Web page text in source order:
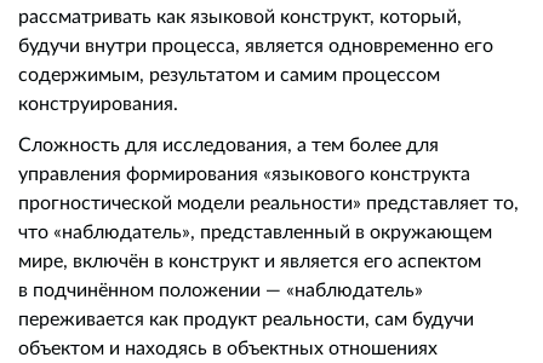
рассматривать как языковой конструкт, который,
будучи внутри процесса, является одновременно его
содержимым, результатом и самим процессом
конструирования.
Сложность для исследования, а тем более для
управления формирования «языкового конструкта
прогностической модели реальности» представляет то,
что «наблюдатель», представленный в окружающем
мире, включён в конструкт и является его аспектом
в подчинённом положении — «наблюдатель»
переживается как продукт реальности, сам будучи
объектом и находясь в объектных отношениях